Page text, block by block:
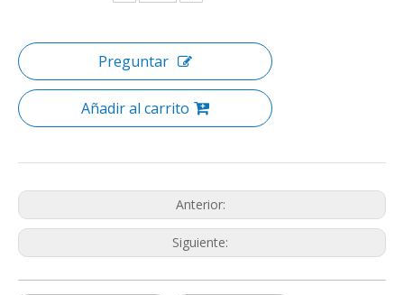
Preguntar
Añadir al carrito
Anterior:
Siguiente: